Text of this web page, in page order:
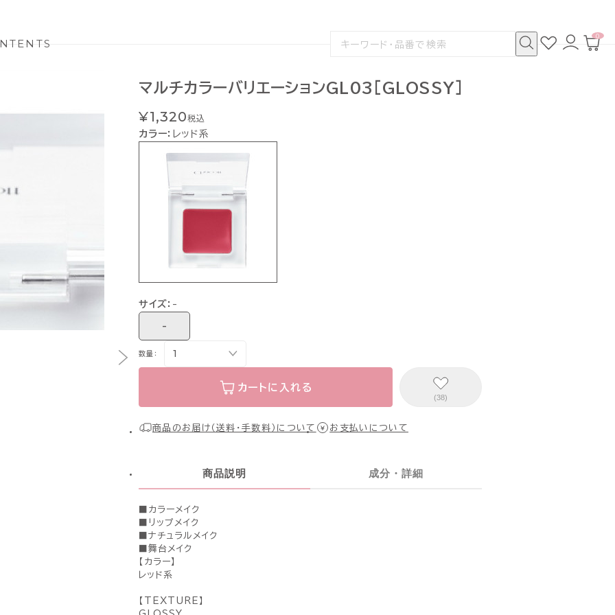
検
お
気
ロ
グ
カ
0
マルチカラーバリエーションGL03[GLOSSY]
¥1,320税込
カラー： レッド系
サイズ： -
-
数量：
カートに入れる
(38)
商品のお届け（送料・手数料）について お支払いについて
商品説明 成分・詳細
■カラーメイク
■リップメイク
■ナチュラルメイク
■舞台メイク
【カラー】
レッド系
【TEXTURE】